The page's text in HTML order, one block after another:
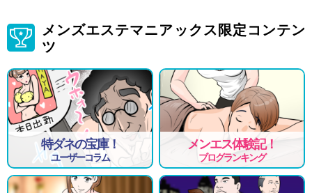
メンズエステマニアックス限定コンテン
ツ
特ダネの宝庫！
ユーザーコラム
メンエス体験記！
ブログランキング